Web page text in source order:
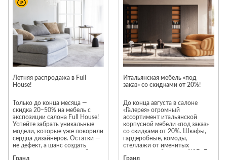
распространяется на всю
Предложение действует в
фирменных салонах Neopolis
Casa на 1 и 3 этажах 2 корпуса
ТЦ «Гранд».
Ассортимент раздела
«Распродажа» постоянно
меняется. Некоторые модели
представлены в единственном
рекомендуем не откладывать
покупку.
*Акция действует с 1 по 31
августа. Скидки не
суммируются с другими
акционными предложениями.
Подробности предложения
Летняя распродажа в Full
House!
Только до конца месяца —
скидка 20–50% на мебель с
экспозиции салона Full House!
Успейте забрать уникальные
модели, которые уже покорили
сердца дизайнеров. Остатки —
не дефект, а шанс создать
Гранд
Итальянская мебель «под
заказ» со скидками от 20%!
До конца августа в салоне
«Галерея» огромный
ассортимент итальянской
корпусной мебели «под заказ»
со скидками от 20%. Шкафы,
гардеробные, комоды,
стеллажи от именитых
Гранд